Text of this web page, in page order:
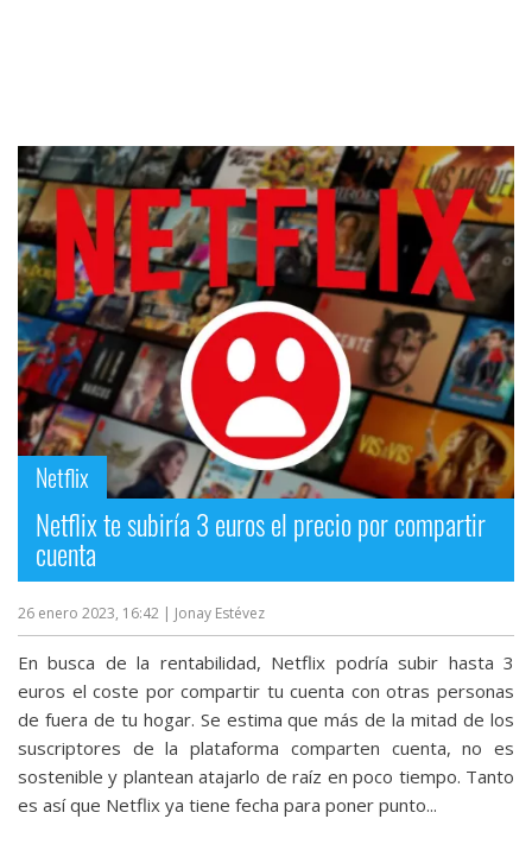
Netflix
Netflix te subiría 3 euros el precio por compartir
cuenta
26 enero 2023, 16:42 | Jonay Estévez
En busca de la rentabilidad, Netflix podría subir hasta 3
euros el coste por compartir tu cuenta con otras personas
de fuera de tu hogar. Se estima que más de la mitad de los
suscriptores de la plataforma comparten cuenta, no es
sostenible y plantean atajarlo de raíz en poco tiempo. Tanto
es así que Netflix ya tiene fecha para poner punto...